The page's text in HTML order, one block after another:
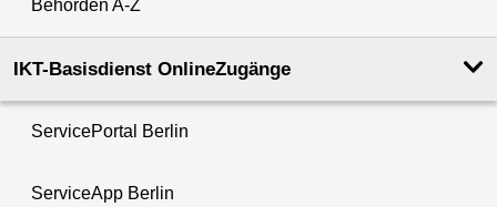
Behörden A-Z
IKT-Basisdienst OnlineZugänge
ServicePortal Berlin
ServiceApp Berlin